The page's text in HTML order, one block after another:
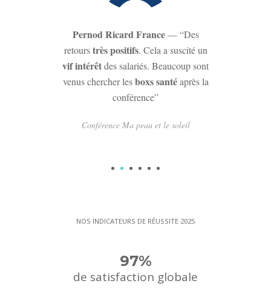
Pernod Ricard France— “Des
retourstrès positifs. Cela a suscité un
vif intérêtdes salariés. Beaucoup sont
venus chercher lesboxs santéaprès la
conférence”
Conférence Ma peau et le soleil
NOS INDICATEURS DE RÉUSSITE 2025
de satisfaction globale
97%